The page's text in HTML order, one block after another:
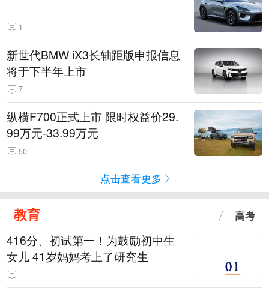
1
新世代BMW iX3长轴距版申报信息
将于下半年上市
7
纵横F700正式上市 限时权益价29.
99万元-33.99万元
50
点击查看更多
教育 高考
416分、初试第一！为鼓励初中生
女儿 41岁妈妈考上了研究生